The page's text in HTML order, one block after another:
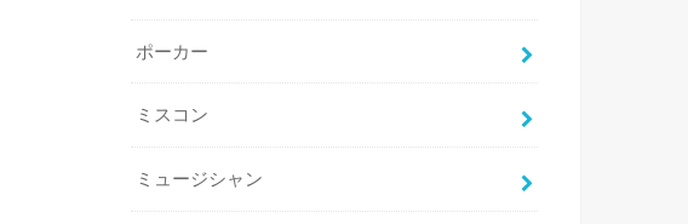
ポーカー
ミスコン
ミュージシャン